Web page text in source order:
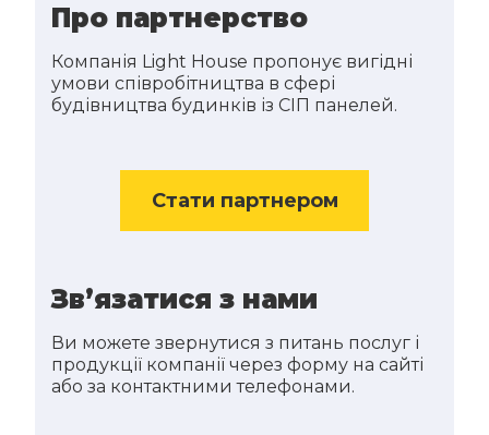
Про партнерство
Компанія Light House пропонує вигідні
умови співробітництва в сфері
будівництва будинків із СІП панелей.
Стати партнером
Зв’язатися з нами
Ви можете звернутися з питань послуг і
продукції компанії через форму на сайті
або за контактними телефонами.